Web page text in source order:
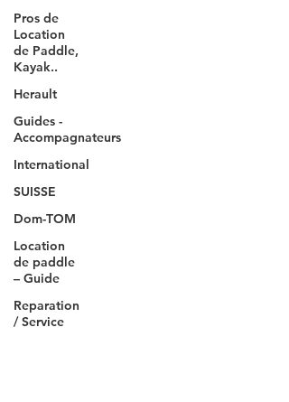
Pros de
Location
de Paddle,
Kayak..
Herault
Guides -
Accompagnateurs
International
SUISSE
Dom-TOM
Location
de paddle
– Guide
Reparation
/ Service